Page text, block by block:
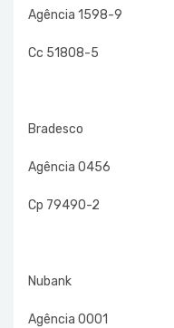
Agência 1598-9
Cc 51808-5
Bradesco
Agência 0456
Cp 79490-2
Nubank
Agência 0001